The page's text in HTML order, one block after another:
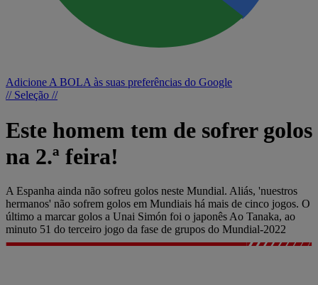
Adicione A BOLA às suas preferências do Google
// Seleção //
Este homem tem de sofrer golos
na 2.ª feira!
A Espanha ainda não sofreu golos neste Mundial. Aliás, 'nuestros
hermanos' não sofrem golos em Mundiais há mais de cinco jogos. O
último a marcar golos a Unai Simón foi o japonês Ao Tanaka, ao
minuto 51 do terceiro jogo da fase de grupos do Mundial-2022